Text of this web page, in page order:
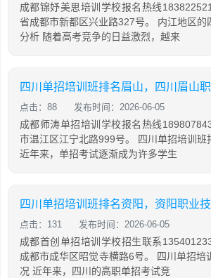
成都锦妤美思培训学校报名热线
省成都市新都区兴业路327号。 内江地区的
分析 随着高考竞争的日益激烈，越来
点击：88 发布时间：2026-06-05
成都师涛单招培训学校报名热线
市温江区江宁北路999号。 四川单招培训班
近年来，单招考试逐渐成为许多学生
四川单招培训班排名资阳，资阳职业
点击：131 发布时间：2026-06-05
成都首创单招培训学校招生联系
成都市成华区昭觉寺横路6号。 四川单招培
况 近年来，四川的高职单招考试竞